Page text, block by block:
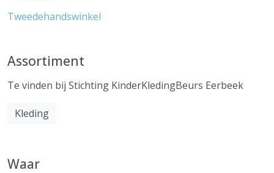
Tweedehandswinkel
Assortiment
Te vinden bij Stichting KinderKledingBeurs Eerbeek
Kleding
Waar